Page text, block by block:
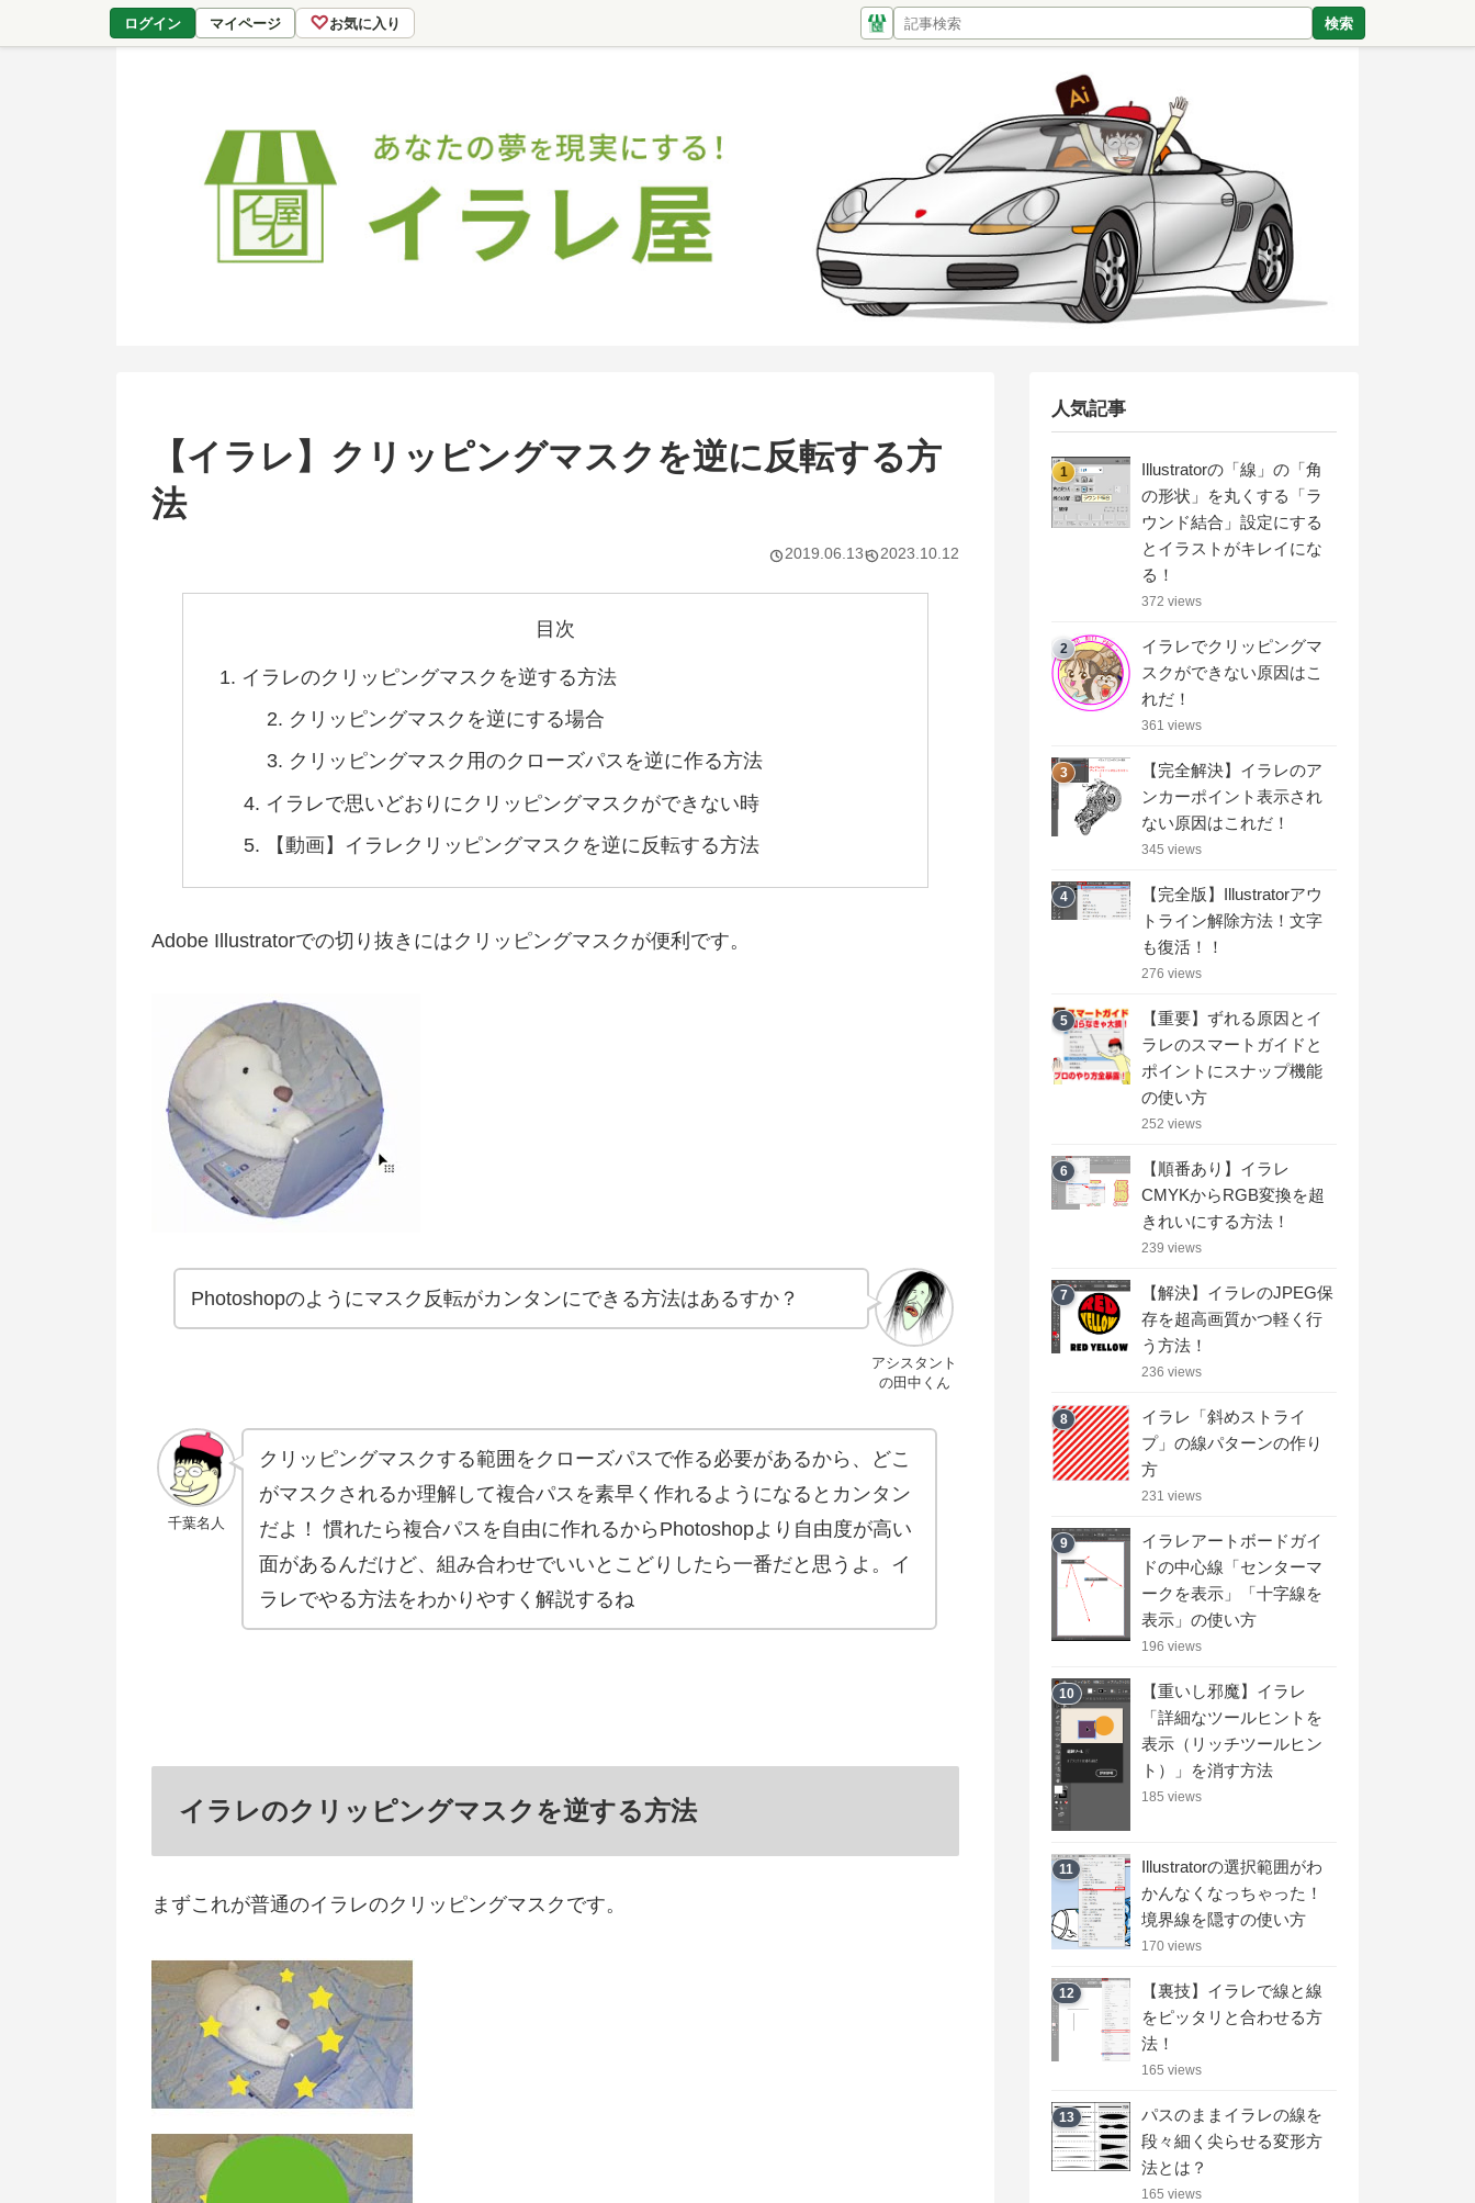
ログイン マイページ ♡お気に入り 検索
【イラレ】クリッピングマスクを逆に反転する方
法
2019.06.13 2023.10.12
目次
イラレのクリッピングマスクを逆する方法
クリッピングマスクを逆にする場合
クリッピングマスク用のクローズパスを逆に作る方法
イラレで思いどおりにクリッピングマスクができない時
【動画】イラレクリッピングマスクを逆に反転する方法
Adobe Illustratorでの切り抜きにはクリッピングマスクが便利です。
アシスタント
の田中くん
Photoshopのようにマスク反転がカンタンにできる方法はあるすか？
千葉名人
クリッピングマスクする範囲をクローズパスで作る必要があるから、どこ
がマスクされるか理解して複合パスを素早く作れるようになるとカンタン
だよ！ 慣れたら複合パスを自由に作れるからPhotoshopより自由度が高い
面があるんだけど、組み合わせでいいとこどりしたら一番だと思うよ。イ
ラレでやる方法をわかりやすく解説するね
イラレのクリッピングマスクを逆する方法
まずこれが普通のイラレのクリッピングマスクです。
人気記事
1
Illustratorの「線」の「角
の形状」を丸くする「ラ
ウンド結合」設定にする
とイラストがキレイにな
る！
372 views
2
イラレでクリッピングマ
スクができない原因はこ
れだ！
361 views
3
【完全解決】イラレのア
ンカーポイント表示され
ない原因はこれだ！
345 views
4
【完全版】Illustratorアウ
トライン解除方法！文字
も復活！！
276 views
5
【重要】ずれる原因とイ
ラレのスマートガイドと
ポイントにスナップ機能
の使い方
252 views
6
【順番あり】イラレ
CMYKからRGB変換を超
きれいにする方法！
239 views
7
【解決】イラレのJPEG保
存を超高画質かつ軽く行
う方法！
236 views
8
イラレ「斜めストライ
プ」の線パターンの作り
方
231 views
9
イラレアートボードガイ
ドの中心線「センターマ
ークを表示」「十字線を
表示」の使い方
196 views
10
【重いし邪魔】イラレ
「詳細なツールヒントを
表示（リッチツールヒン
ト）」を消す方法
185 views
11
Illustratorの選択範囲がわ
かんなくなっちゃった！
境界線を隠すの使い方
170 views
12
【裏技】イラレで線と線
をピッタリと合わせる方
法！
165 views
13
パスのままイラレの線を
段々細く尖らせる変形方
法とは？
165 views